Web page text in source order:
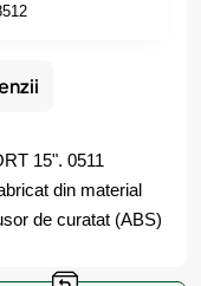
15". 0511
din material
de curatat (ABS)